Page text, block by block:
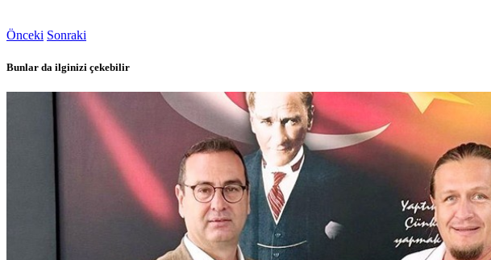
Önceki Sonraki
Bunlar da ilginizi çekebilir